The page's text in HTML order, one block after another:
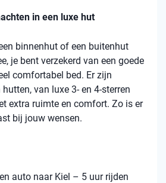
in een luxe hut
binnenhut of een buitenhut
je bent verzekerd van een goede
comfortabel bed. Er zijn
van luxe 3- en 4-sterren
extra ruimte en comfort. Zo is er
bij jouw wensen.
auto naar Kiel – 5 uur rijden